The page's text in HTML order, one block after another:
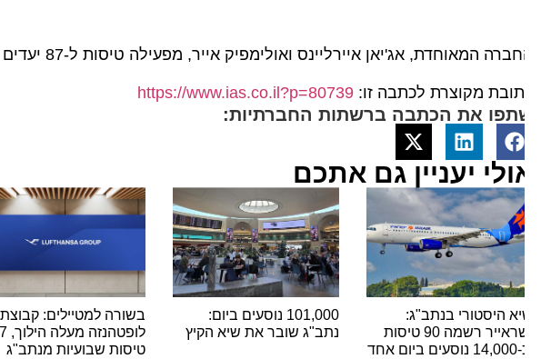
המאוחדת, אג'יאן איירליינס ואולימפיק אייר, מפעילה טיסות ל-87 יעדים בינלאומיים ב-32 מדינות ו-33 יעדים פנימיים.
מקוצרת לכתבה זו:https://www.ias.co.il?p=80739
את הכתבה ברשתות החברתיות:
יעניין גם אתכם
היסטורי בנתב"ג:
ישראייר רשמה 90 טיסות
101,000 נוסעים ביום:
נתב"ג שובר את שיא הקיץ
בשורה למטיילים: קבוצת
לופטהנזה מעלה הילוך, 67
טיסות שבועיות מנתב"ג